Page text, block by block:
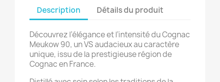
Description Détails du produit
Découvrez l’élégance et l’intensité du Cognac
Meukow 90, un VS audacieux au caractère
unique, issu de la prestigieuse région de
Cognac en France.